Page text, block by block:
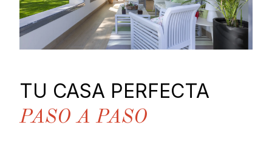
TU CASA PERFECTA
PASO A PASO